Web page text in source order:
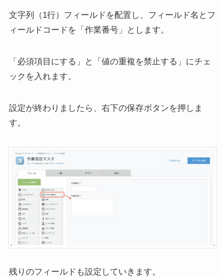
文字列（1行）フィールドを配置し、フィールド名とフ
ィールドコードを「作業番号」とします。
「必須項目にする」と「値の重複を禁止する」にチェ
ックを入れます。
設定が終わりましたら、右下の保存ボタンを押しま
す。
残りのフィールドも設定していきます。